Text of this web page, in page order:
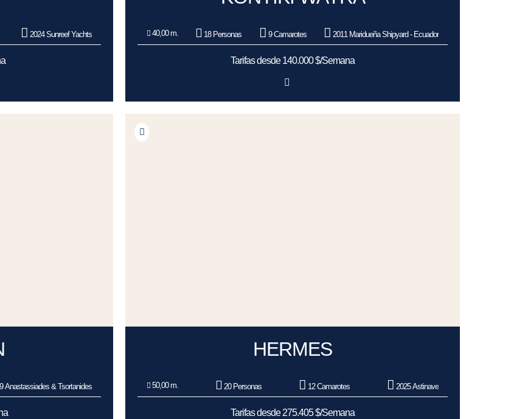
2024 Sunreef Yachts 40,00 m. 18 Personas 9 Camarotes 2011 Maridueña Shipyard - Ecuador
Tarifas desde 140.000 $/Semana
Anastassiades & Tsortanides
HERMES
50,00 m. 20 Personas 12 Camarotes 2025 Astinave
Tarifas desde 275.405 $/Semana